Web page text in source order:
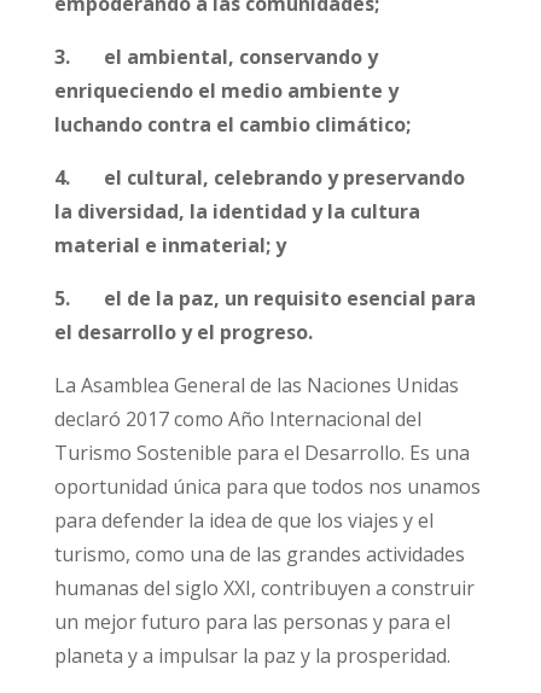
3. el ambiental, conservando y
enriqueciendo el medio ambiente y
luchando contra el cambio climático;
4. el cultural, celebrando y preservando
la diversidad, la identidad y la cultura
material e inmaterial; y
5. el de la paz, un requisito esencial para
el desarrollo y el progreso.
La Asamblea General de las Naciones Unidas
declaró 2017 como Año Internacional del
Turismo Sostenible para el Desarrollo. Es una
oportunidad única para que todos nos unamos
para defender la idea de que los viajes y el
turismo, como una de las grandes actividades
humanas del siglo XXI, contribuyen a construir
un mejor futuro para las personas y para el
planeta y a impulsar la paz y la prosperidad.